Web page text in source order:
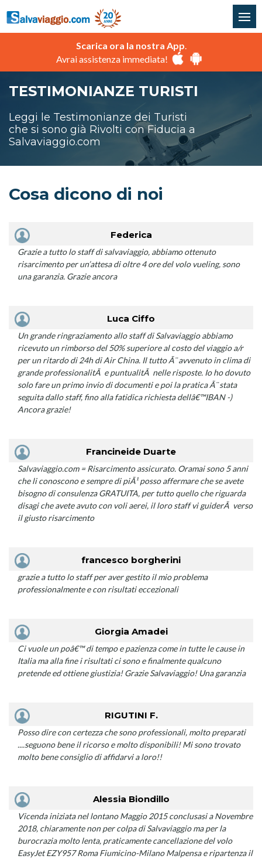
Scarica ora la nostra App
Avrai assistenza immediata!
TESTIMONIANZE TURISTI
Leggi le Testimonianze dei Turisti
che si sono già Rivolti con Fiducia a
Salvaviaggio.com
Cosa dicono di noi
Federica
Grazie a tutto lo staff di salvaviaggio, abbiamo ottenuto
risarcimento per un’attesa di oltre 4 ore del volo vueling, sono
una garanzia. Grazie ancora
Luca Ciffo
Un grande ringraziamento allo staff di Salvaviaggio abbiamo
ricevuto un rimborso del 50% superiore al costo del viaggio a/r
per un ritardo di 24h di Air China. Il tutto Ã¨ avvenuto in clima di
grande professionalitÃ e puntualitÃ nelle risposte. Io ho dovuto
solo fare un primo invio di documenti e poi la pratica Ã¨ stata
seguita dallo staff, fino alla fatidica richiesta dellâ€™IBAN -)
Ancora grazie!
Francineide Duarte
Salvaviaggio.com = Risarcimento assicurato. Oramai sono 5 anni
che li conoscono e sempre di piÃ¹ posso affermare che se avete
bisogno di consulenza GRATUITA, per tutto quello che riguarda
disagi che avete avuto con voli aerei, il loro staff vi guiderÃ verso
il giusto risarcimento
francesco borgherini
grazie a tutto lo staff per aver gestito il mio problema
professionalmente e con risultati eccezionali
Giorgia Amadei
Ci vuole un poâ€™ di tempo e pazienza come in tutte le cause in
Italia ma alla fine i risultati ci sono e finalmente qualcuno
pretende ed ottiene giustizia! Grazie Salvaviaggio! Una garanzia
RIGUTINI F.
Posso dire con certezza che sono professionali, molto preparati
....seguono bene il ricorso e molto disponibili! Mi sono trovato
molto bene consiglio di affidarvi a loro!!
Alessia Biondillo
Vicenda iniziata nel lontano Maggio 2015 conclusasi a Novembre
2018, chiaramente non per colpa di Salvaviaggio ma per la
burocrazia molto lenta, praticamente cancellazione del volo
EasyJet EZY957 Roma Fiumicino-Milano Malpensa e ripartenza il